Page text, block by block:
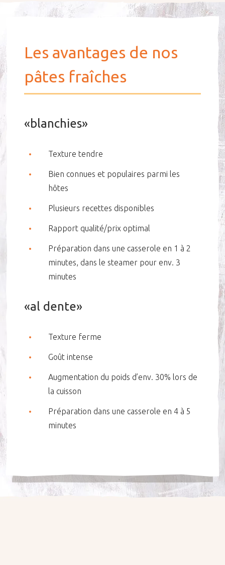
Les avantages de nos
pâtes fraîches
«blanchies»
Texture tendre
Bien connues et populaires parmi les
hôtes
Plusieurs recettes disponibles
Rapport qualité/prix optimal
Préparation dans une casserole en 1 à 2
minutes, dans le steamer pour env. 3
minutes
«al dente»
Texture ferme
Goût intense
Augmentation du poids d’env. 30% lors de
la cuisson
Préparation dans une casserole en 4 à 5
minutes